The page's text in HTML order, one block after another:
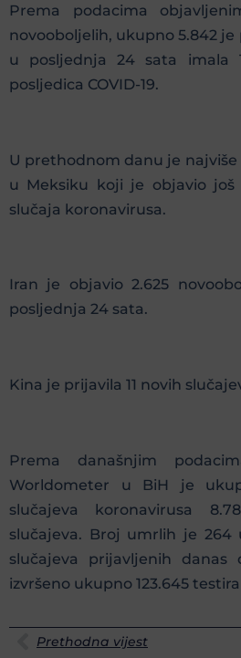
Prema podacima
novooboljelih, ukupno 5.842
u posljednja 24 sata imala
posljedica COVID-19.
U prethodnom danu je najviše
u Meksiku koji je objavio još
slučaja koronavirusa.
Iran je objavio 2.625
posljednja 24 sata.
Kina je prijavila 11 novih
Prema današnjim
Worldometer u BiH je
slučajeva koronavirusa
slučajeva. Broj umrlih je
slučajeva prijavljenih
izvršeno ukupno 123.645
Prethodna vijest